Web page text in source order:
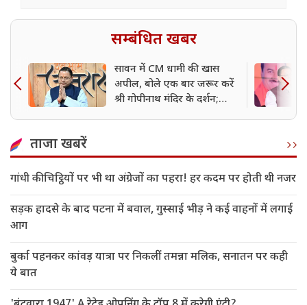
सम्बंधित खबर
सावन में CM धामी की खास
अपील, बोले एक बार जरूर करें
श्री गोपीनाथ मंदिर के दर्शन;
ताजा खबरें
गांधी की चिट्ठियों पर भी था अंग्रेजों का पहरा! हर कदम पर होती थी नजर
सड़क हादसे के बाद पटना में बवाल, गुस्साई भीड़ ने कई वाहनों में लगाई
आग
बुर्का पहनकर कांवड़ यात्रा पर निकलीं तमन्ना मलिक, सनातन पर कही
ये बात